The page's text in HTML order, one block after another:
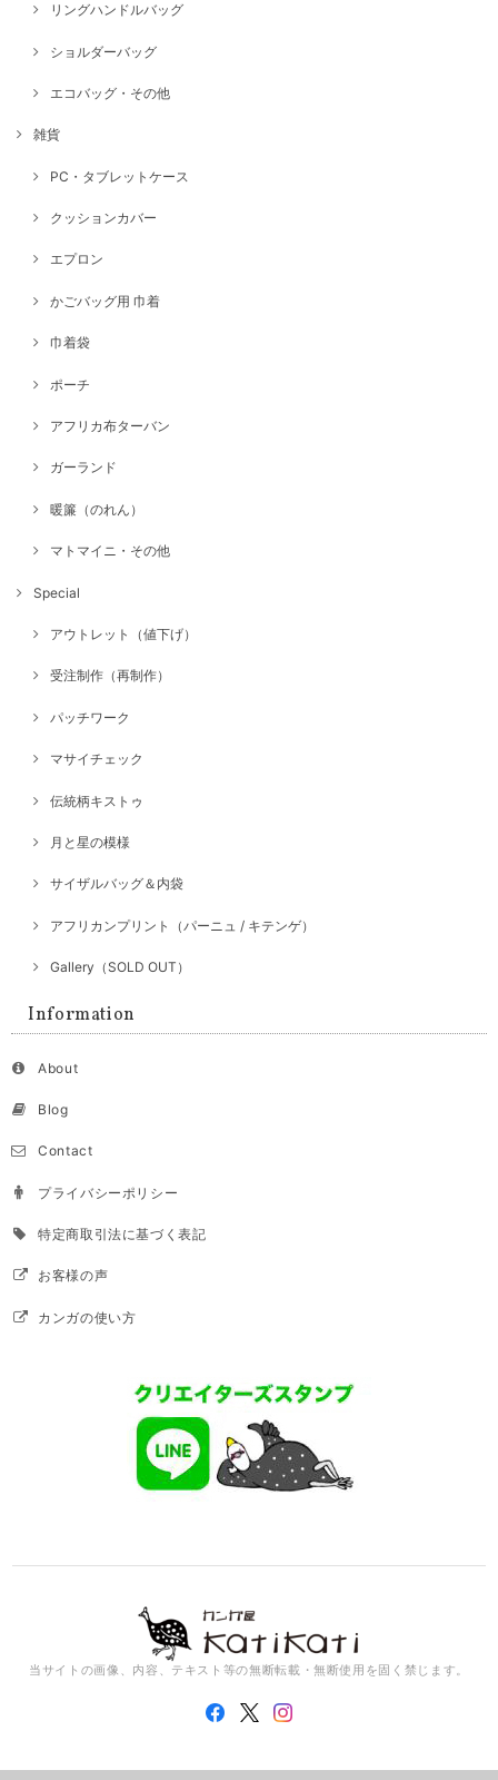
リングハンドルバッグ
ショルダーバッグ
エコバッグ・その他
雑貨
PC・タブレットケース
クッションカバー
エプロン
かごバッグ用 巾着
巾着袋
ポーチ
アフリカ布ターバン
ガーランド
暖簾（のれん）
マトマイニ・その他
Special
アウトレット（値下げ）
受注制作（再制作）
パッチワーク
マサイチェック
伝統柄キストゥ
月と星の模様
サイザルバッグ＆内袋
アフリカンプリント（パーニュ / キテンゲ）
Gallery（SOLD OUT）
Information
About
Blog
Contact
プライバシーポリシー
特定商取引法に基づく表記
お客様の声
カンガの使い方
当サイトの画像、内容、テキスト等の無断転載・無断使用を固く禁じます。